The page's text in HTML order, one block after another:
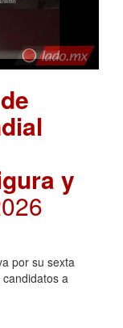
y
por su sexta
a